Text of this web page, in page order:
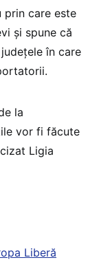
prin care este
și spune că
în care
la
vor fi făcute
Ligia
Liberă